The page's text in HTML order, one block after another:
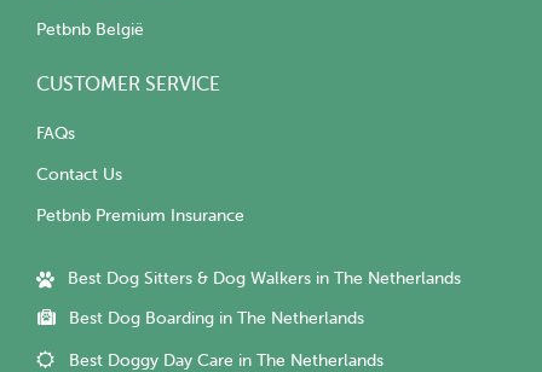
Petbnb België
CUSTOMER SERVICE
FAQs
Contact Us
Petbnb Premium Insurance
Best Dog Sitters & Dog Walkers in The Netherlands
Best Dog Boarding in The Netherlands
Best Doggy Day Care in The Netherlands